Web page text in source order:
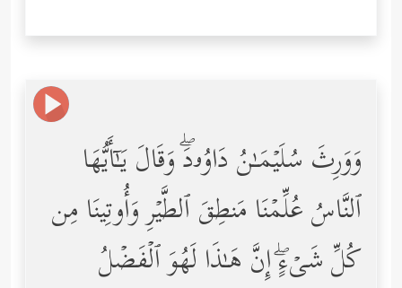
وَوَرِثَ سُلَیۡمَـٰنُ دَاوُۥدَۖ وَقَالَ یَـٰۤأَیُّهَا
ٱلنَّاسُ عُلِّمۡنَا مَنطِقَ ٱلطَّیۡرِ وَأُوتِینَا مِن
كُلِّ شَیۡءٍۖ إِنَّ هَـٰذَا لَهُوَ ٱلۡفَضۡلُ